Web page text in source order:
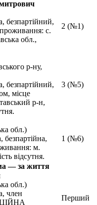
безпартійний,
с.
обл.,
2 (№1)
р-ну,
безпартійний,
місце
р-н,
3 (№5)
обл.)
безпартійна,
м.
відсутня.
1 (№6)
— за життя
обл.)
член
Перший